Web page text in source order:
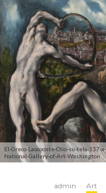
El-Greco-Laocoonte-Olio-su-tela-
National-Gallery-of-Art-Washington
admin · Art ·